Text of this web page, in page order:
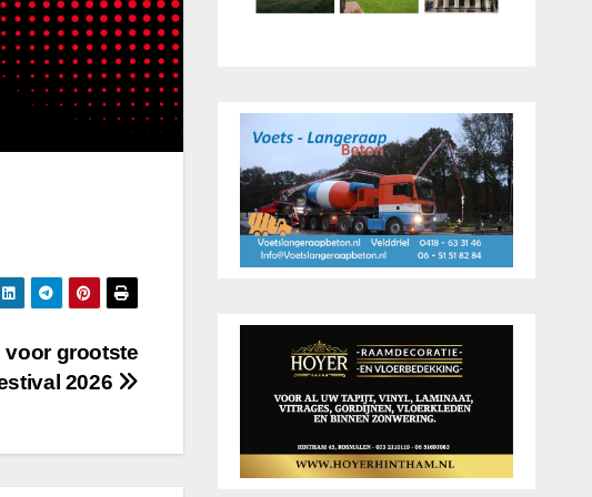
voor grootste
2026